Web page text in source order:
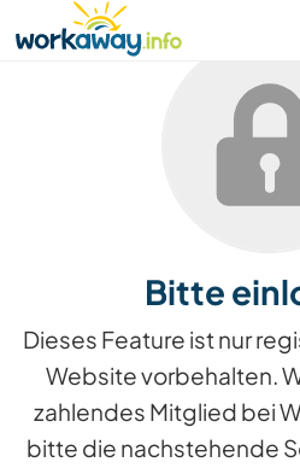
CONTENT
MAIN NAVIGATION
Bitte
Dieses Feature ist nur
Website vorbehalten.
zahlendes Mitglied bei
bitte die nachstehende